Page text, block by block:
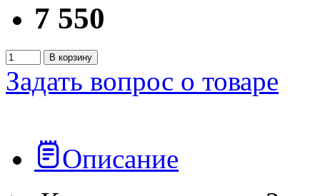
7 550
В корзину
Задать вопрос о товаре
Описание